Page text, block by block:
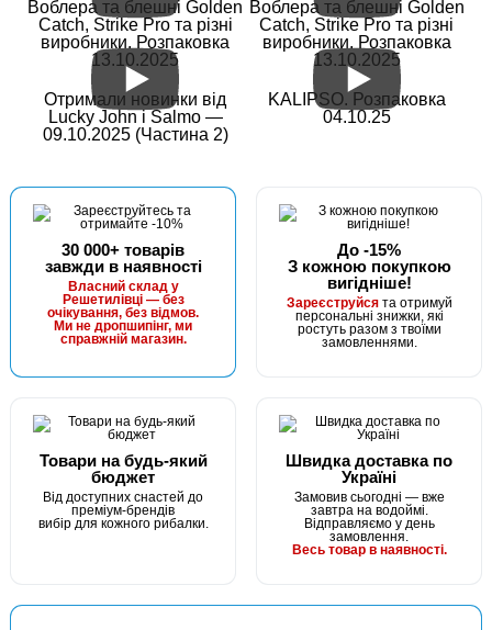
Воблера та блешні Golden
Catch, Strike Pro та різні
виробники. Розпаковка
13.10.2025
Воблера та блешні Golden
Catch, Strike Pro та різні
виробники. Розпаковка
13.10.2025
Отримали новинки від
Lucky John і Salmo —
09.10.2025 (Частина 2)
KALIPSO. Розпаковка
04.10.25
30 000+ товарів
завжди в наявності
Власний склад у
Решетилівці — без
очікування, без відмов.
Ми не дропшипінг, ми
справжній магазин.
До -15%
З кожною покупкою
вигідніше!
Зареєструйсята отримуй
персональні знижки, які
ростуть разом з твоїми
замовленнями.
Товари на будь-який
бюджет
Від доступних снастей до
преміум-брендів
вибір для кожного рибалки.
Швидка доставка по
Україні
Замовив сьогодні — вже
завтра на водоймі.
Відправляємо у день
замовлення.
Весь товар в наявності.